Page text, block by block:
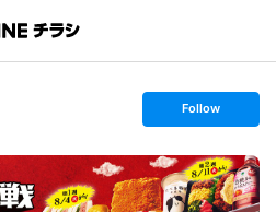
s
t
o
l
l
o
w
Follow